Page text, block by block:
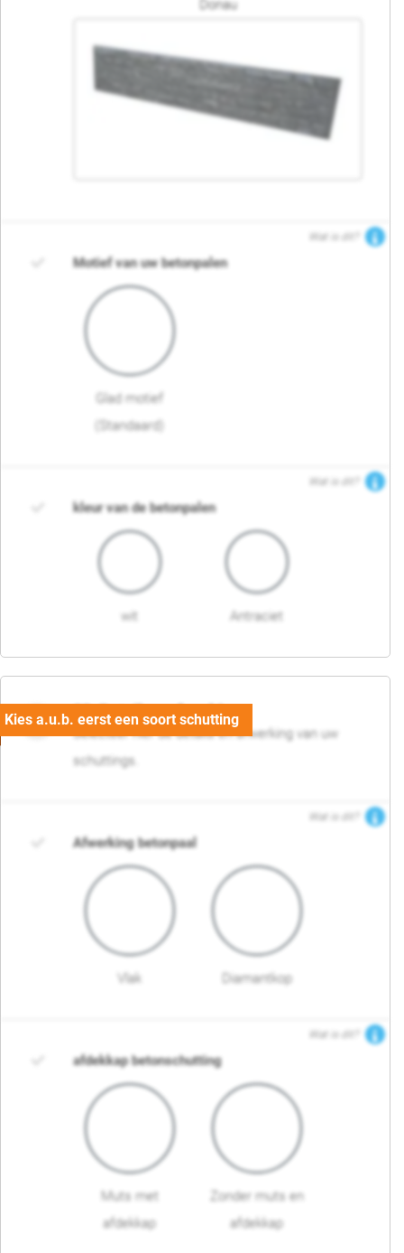
Donau
Wat is dit?
Motief van uw betonpalen
Glad motief
(Standaard)
Wat is dit?
kleur van de betonpalen
wit Antraciet
03. Detail en afwerking
Selecteer hier de details en afwerking van uw
schuttings.
Wat is dit?
Afwerking betonpaal
Vlak Diamantkop
Wat is dit?
afdekkap betonschutting
Muts met
afdekkap
Zonder muts en
afdekkap